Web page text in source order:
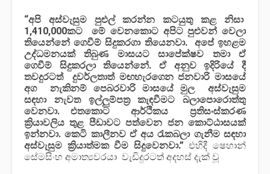
“අපි අස්වැසුම පුළුල් කරන්න කටයුතු කළ නිසා
1,410,000කට
මේ වෙනකොට අපිට පුළුවන් වෙලා
තියෙන්නේගෙවීම් සිදුකරගා තියෙනවා. අපේ ඉහළම
උද්ධමනයක් තිබුණ මාසයට සාපේක්ෂව තමා ඒ
ගෙවීම් සිදුකරලා තියෙන්නේ. ඒ අනුව ඉදිරියේ දී
තවදුරටත් දුවර්ලතාත් මඟහැරගෙන ජනවාරි මාසයේ
අග නැකිනම් පෙබරවාරි මාසයේ මුල අස්වැසුම
සඳහා නැවතඉල්ලුම්පත්‍ර කැඳවීමට බලාපොරොත්තු
වෙනවා. එතකොට ආර්ථිකය ප්‍රතිසංස්කරණ
ක්‍රියාවලිය තුළ පීඩාවට පත්වෙන ජන කොට්ඨාසයක්
ඉන්නවා. කෙටි කාලීනව ඒ අය රැකබලා ගැනීම සඳහා
අස්වැසුම ක්‍රියාත්මක වීම සිදුවෙනවා.”එහිදී ෂෙහාන්
සේමසිංහ අමාත්‍යවරයා වැඩිදුරටත් අදහස් දැක් වූ